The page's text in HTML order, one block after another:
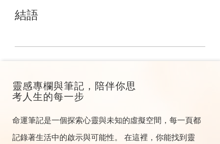
結語
靈感專欄與筆記，陪伴你思
考人生的每一步
命運筆記是一個探索心靈與未知的虛擬空間，每一頁都
記錄著生活中的啟示與可能性。 在這裡，你能找到靈